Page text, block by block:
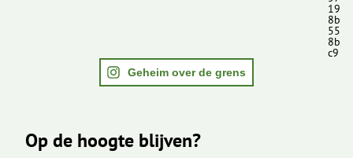
19
8b
55
8b
c9
Geheim over de grens
Op de hoogte blijven?